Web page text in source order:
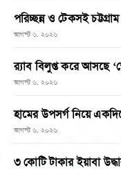
পরিচ্ছন্ন ও টেকসই
আগস্ট ৬, ২০২৬
র‌্যাব বিলুপ্ত করে আসছে
আগস্ট ৬, ২০২৬
হামের উপসর্গ নিয়ে
আগস্ট ৬, ২০২৬
৩ কোটি টাকার ইয়াবা